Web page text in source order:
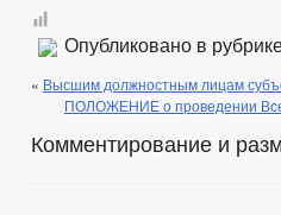
Опубликовано в
« Высшим должностным лицам
ПОЛОЖЕНИЕ о проведении
Комментирование и